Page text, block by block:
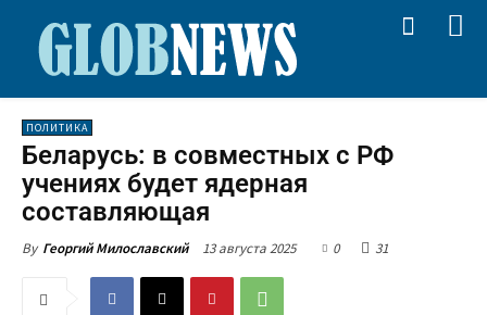
ПОЛИТИКА
Беларусь: в совместных с РФ
учениях будет ядерная
составляющая
By Георгий Милославский 13 августа 2025 0 31